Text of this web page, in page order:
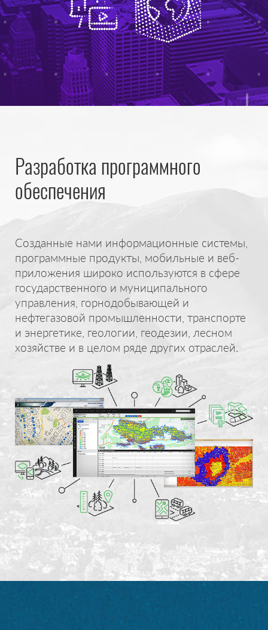
Разработка программного
обеспечения
Созданные нами информационные системы,
программные продукты, мобильные и веб-
приложения широко используются в сфере
государственного и муниципального
управления, горнодобывающей и
нефтегазовой промышленности, транспорте
и энергетике, геологии, геодезии, лесном
хозяйстве и в целом ряде других отраслей.